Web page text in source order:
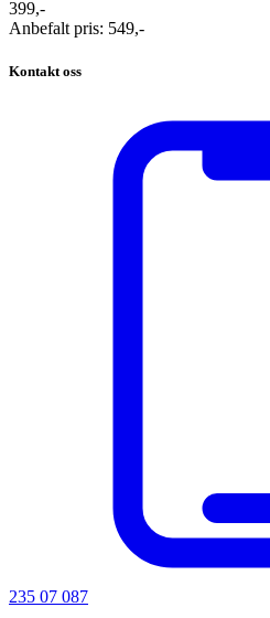
399,-
Anbefalt pris: 549,-
Kontakt oss
235 07 087